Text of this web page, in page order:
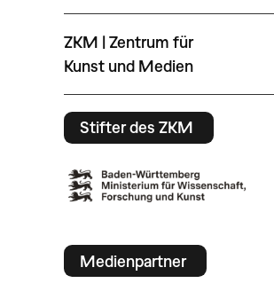
ZKM | Zentrum für
Kunst und Medien
Stifter des ZKM
Medienpartner